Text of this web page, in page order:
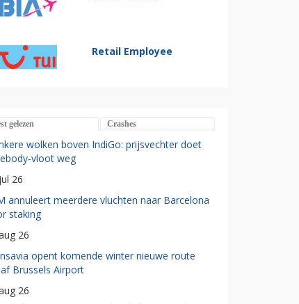
Retail Employee
gelezen Crashes
wolken boven IndiGo: prijsvechter doet
vloot weg
26
annuleert meerdere vluchten naar Barcelona
staking
26
opent komende winter nieuwe route
Brussels Airport
26